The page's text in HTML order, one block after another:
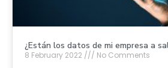
¿Están los datos de mi empresa a
8 February 2022
No Comments